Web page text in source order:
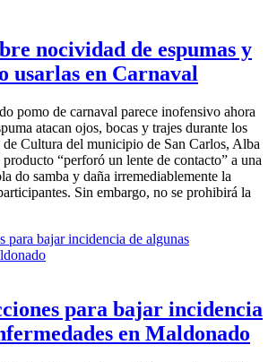
nocividad de espumas y
usarlas en Carnaval
pomo de carnaval parece inofensivo ahora
atacan ojos, bocas y trajes durante los
Cultura del municipio de San Carlos, Alba
“perforó un lente de contacto” a una
do samba y daña irremediablemente la
Sin embargo, no se prohibirá la
para bajar incidencia
en Maldonado